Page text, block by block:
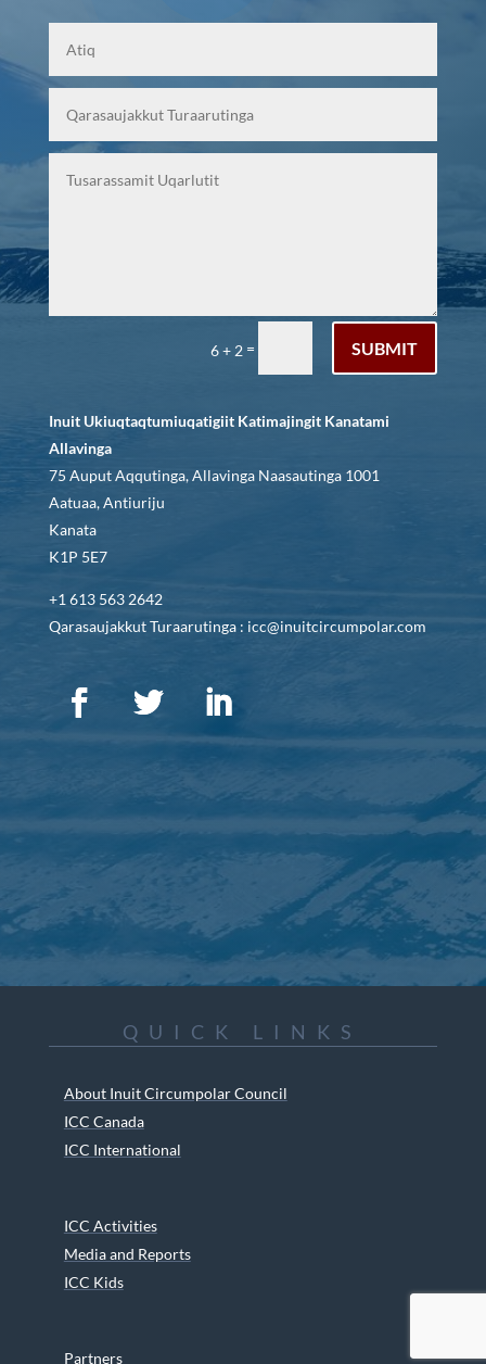
6 + 2 = SUBMIT
Inuit Ukiuqtaqtumiuqatigiit Katimajingit Kanatami
Allavinga
75 Auput Aqqutinga, Allavinga Naasautinga 1001
Aatuaa, Antiuriju
Kanata
K1P 5E7
+1 613 563 2642
Qarasaujakkut Turaarutinga : icc@inuitcircumpolar.com
QUICK LINKS
About Inuit Circumpolar Council
ICC Canada
ICC International
ICC Activities
Media and Reports
ICC Kids
Partners